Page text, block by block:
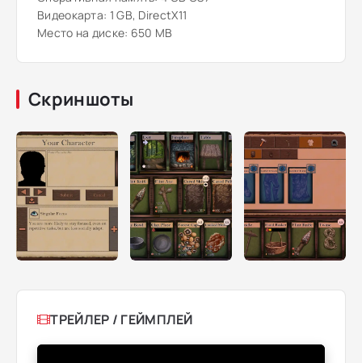
Видеокарта: 1 GB, DirectX11
Место на диске: 650 MB
Скриншоты
ТРЕЙЛЕР / ГЕЙМПЛЕЙ